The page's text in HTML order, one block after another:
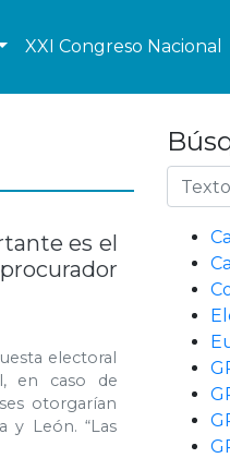
XXI Congreso Nacional
es el
electoral
en caso de
otorgarían
y León. “Las